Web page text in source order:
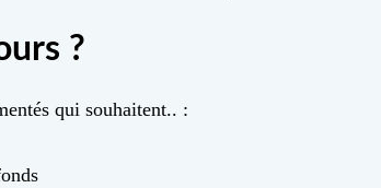
?
qui souhaitent.. :